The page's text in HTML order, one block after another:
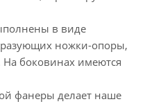
в виде
ножки-опоры,
боковинах имеются
фанеры делает наше